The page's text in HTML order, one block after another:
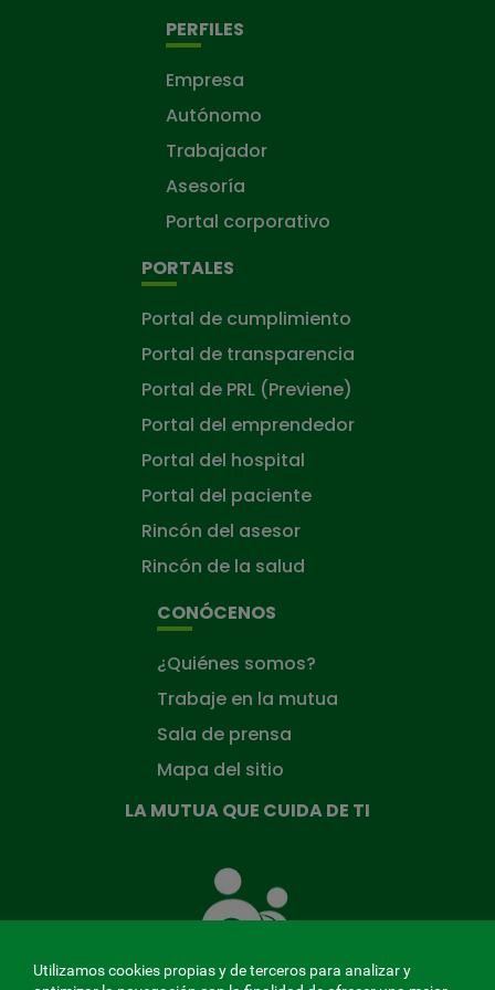
PERFILES
Empresa
Autónomo
Trabajador
Asesoría
Portal corporativo
PORTALES
Portal de cumplimiento
Portal de transparencia
Portal de PRL (Previene)
Portal del emprendedor
Portal del hospital
Portal del paciente
Rincón del asesor
Rincón de la salud
CONÓCENOS
¿Quiénes somos?
Trabaje en la mutua
Sala de prensa
Mapa del sitio
LA MUTUA QUE CUIDA DE TI
Mutua
que
ti
Utilizamos cookies propias y de terceros para analizar y